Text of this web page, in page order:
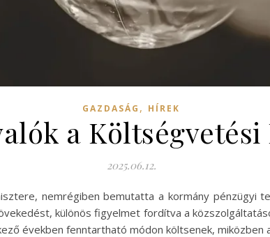
GAZDASÁG , HÍREK
a
2025.06.12.
nemrégiben bemutatta a kormány pénzügyi
különös figyelmet fordítva a
években fenntartható módon költsenek, miközben